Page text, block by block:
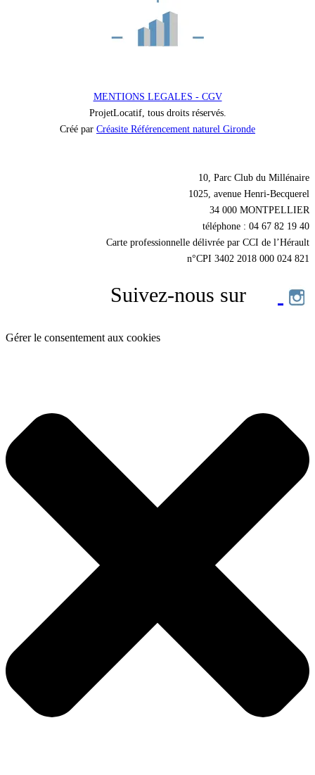
MENTIONS LEGALES - CGV
ProjetLocatif, tous droits réservés.
Créé par Créasite Référencement naturel Gironde
10, Parc Club du Millénaire
1025, avenue Henri-Becquerel
34 000 MONTPELLIER
téléphone : 04 67 82 19 40
Carte professionnelle délivrée par CCI de l’Hérault
n°CPI 3402 2018 000 024 821
Suivez-nous sur
Gérer le consentement aux cookies